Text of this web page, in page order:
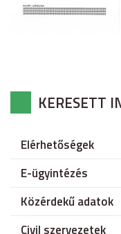
KERESETT
Elérhetőségek
E-ügyintézés
Közérdekű adatok
Civil szervezetek